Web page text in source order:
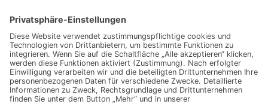
SPÜRbares
Hauptseite
Impressum
Datenschutz
Hauptseite